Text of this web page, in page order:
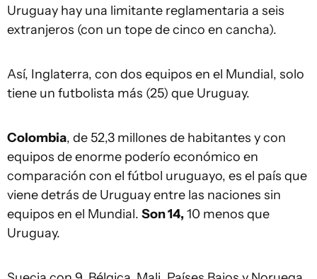
Uruguay hay una limitante reglamentaria a seis
extranjeros (con un tope de cinco en cancha).
Así, Inglaterra, con dos equipos en el Mundial, solo
tiene un futbolista más (25) que Uruguay.
Colombia, de 52,3 millones de habitantes y con
equipos de enorme poderío económico en
comparación con el fútbol uruguayo, es el país que
viene detrás de Uruguay entre las naciones sin
equipos en el Mundial. Son 14, 10 menos que
Uruguay.